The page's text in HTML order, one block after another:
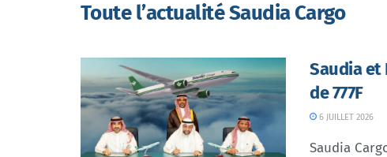
Toute l’actualité Saudia Cargo
Saudia
de 777F
6 JUILLET 2026
Saudia